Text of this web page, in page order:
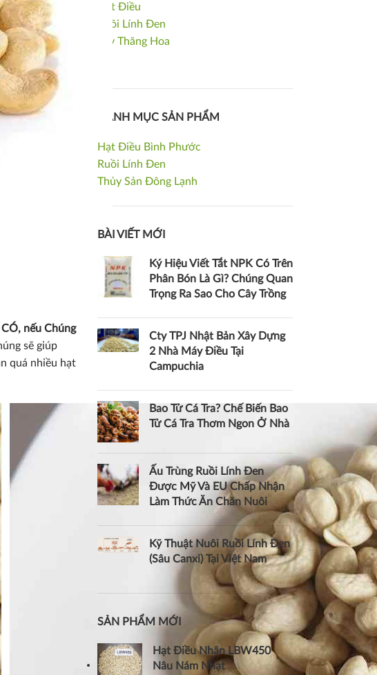
Rang Muối
bón, tăng
nhiều hạt
nếu Chúng
sẽ giúp
quá nhiều hạt
Hạt Điều
Ruồi Lính Đen
Sấy Thăng Hoa
DANH MỤC SẢN PHẨM
Hạt Điều Bình Phước
Ruồi Lính Đen
Thủy Sản Đông Lạnh
BÀI VIẾT MỚI
Ký Hiệu Viết Tắt NPK Có Trên
Phân Bón Là Gì? Chúng Quan
Trọng Ra Sao Cho Cây Trồng
Cty TPJ Nhật Bản Xây Dựng
2 Nhà Máy Điều Tại
Campuchia
Bao Tử Cá Tra? Chế Biến Bao
Tử Cá Tra Thơm Ngon Ở Nhà
Ấu Trùng Ruồi Lính Đen
Được Mỹ Và EU Chấp Nhận
Làm Thức Ăn Chăn Nuôi
Kỹ Thuật Nuôi Ruồi Lính Đen
(Sâu Canxi) Tại Việt Nam
SẢN PHẨM MỚI
Hạt Điều Nhân LBW450
Nâu Nám Nhạt